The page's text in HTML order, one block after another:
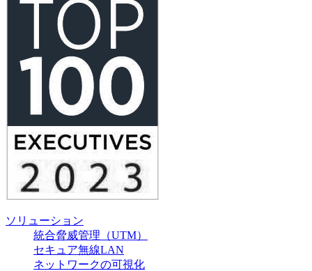
ソリューション
統合脅威管理（UTM）
セキュア無線LAN
ネットワークの可視化